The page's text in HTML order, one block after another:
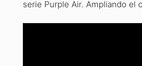
serie Purple Air. Ampliando el